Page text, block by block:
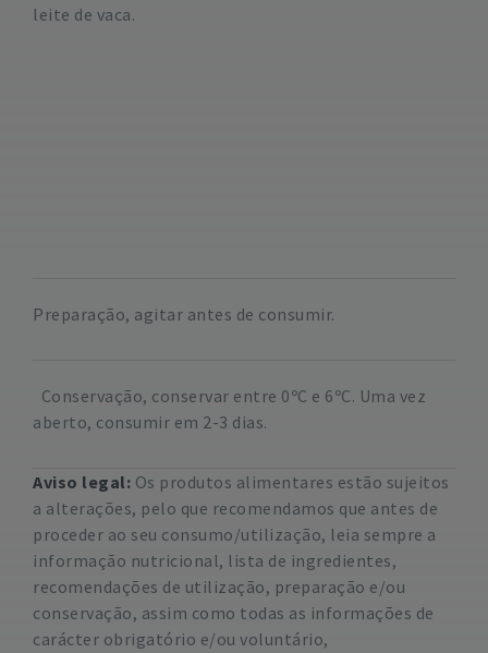
leite de vaca.
Preparação, agitar antes de consumir.
Conservação, conservar entre 0ºC e 6ºC. Uma vez
aberto, consumir em 2-3 dias.
Aviso legal: Os produtos alimentares estão sujeitos
a alterações, pelo que recomendamos que antes de
proceder ao seu consumo/utilização, leia sempre a
informação nutricional, lista de ingredientes,
recomendações de utilização, preparação e/ou
conservação, assim como todas as informações de
carácter obrigatório e/ou voluntário,